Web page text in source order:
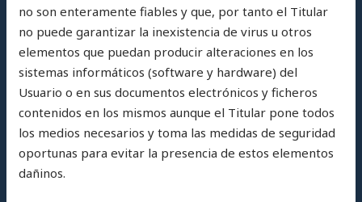
no son enteramente fiables y que, por tanto el Titular
no puede garantizar la inexistencia de virus u otros
elementos que puedan producir alteraciones en los
sistemas informáticos (software y hardware) del
Usuario o en sus documentos electrónicos y ficheros
contenidos en los mismos aunque el Titular pone todos
los medios necesarios y toma las medidas de seguridad
oportunas para evitar la presencia de estos elementos
dañinos.